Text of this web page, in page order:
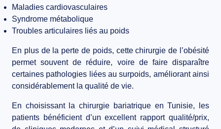
Maladies cardiovasculaires
Syndrome métabolique
Troubles articulaires liés au poids
En plus de la perte de poids, cettechirurgie de l’obésité
permet souvent de réduire, voire de faire disparaître
certaines pathologies liées au surpoids, améliorant ainsi
considérablement la qualité de vie.
En choisissant lachirurgie bariatrique en Tunisie, les
patients bénéficient d’unexcellent rapport qualité/prix,